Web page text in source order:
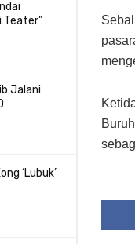
Teater”
Jalani
‘Lubuk’